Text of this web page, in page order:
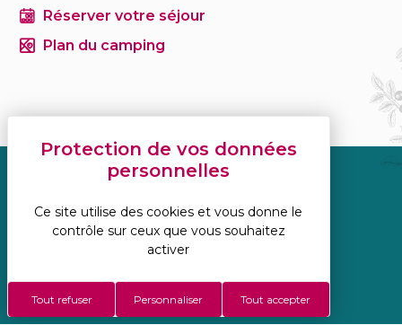
Réserver votre séjour
Plan du camping
Réalisation Koredge
Mentions légales
Politique de confidentialité
Conditions Générales De Vente
Ce site utilise des cookies et vous donne le
contrôle sur ceux que vous souhaitez
activer
Tout accepter
Tout refuser Personnaliser